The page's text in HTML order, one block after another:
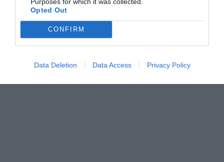
Opted Out
CONFIRM
Data Deletion Data Access Privacy Policy
aprueba 25,4
millones para
construir vivienda
asequible en
tensionadas baja un
5% entre abril y